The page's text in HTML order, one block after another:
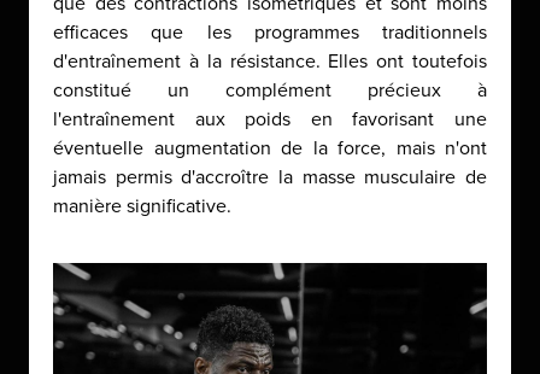
efficaces que les programmes traditionnels
d'entraînement à la résistance. Elles ont toutefois
constitué un complément précieux à
l'entraînement aux poids en favorisant une
éventuelle augmentation de la force, mais n'ont
jamais permis d'accroître la masse musculaire de
manière significative.